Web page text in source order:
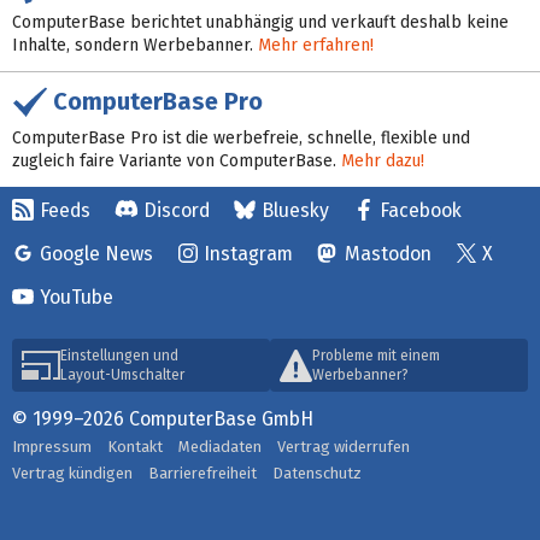
ComputerBase berichtet unabhängig und verkauft deshalb keine
Inhalte, sondern Werbebanner. Mehr erfahren!
ComputerBase Pro
ComputerBase Pro ist die werbefreie, schnelle, flexible und
zugleich faire Variante von ComputerBase. Mehr dazu!
Feeds Discord Bluesky
Facebook
Google News
Instagram Mastodon
X
YouTube
Einstellungen und
Layout-Umschalter
Probleme mit einem
Werbebanner?
© 1999–2026 ComputerBase GmbH
Impressum Kontakt Mediadaten
Vertrag widerrufen
Vertrag kündigen
Barrierefreiheit Datenschutz